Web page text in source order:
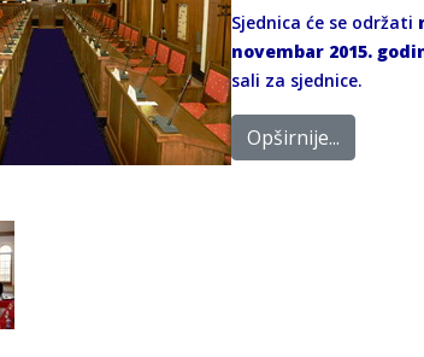
Sjednica će se održati
novembar 2015.
sali za sjednice.
Opširnije...